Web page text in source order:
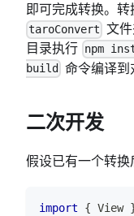
即可完成转换。
taroConvert 文
目录执行 npm
build
命令编译到
二次开发
假设已有一个转换
import { View